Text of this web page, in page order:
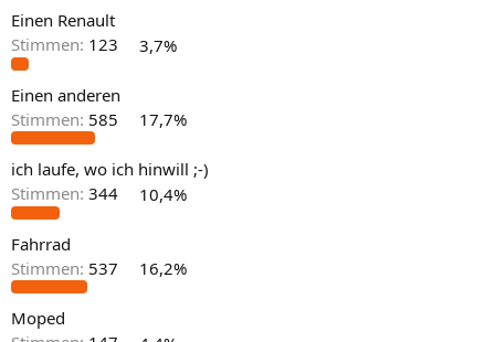
Einen Renault
Stimmen: 123 3,7%
Einen anderen
Stimmen: 585 17,7%
ich laufe, wo ich hinwill ;-)
Stimmen: 344 10,4%
Fahrrad
Stimmen: 537 16,2%
Moped